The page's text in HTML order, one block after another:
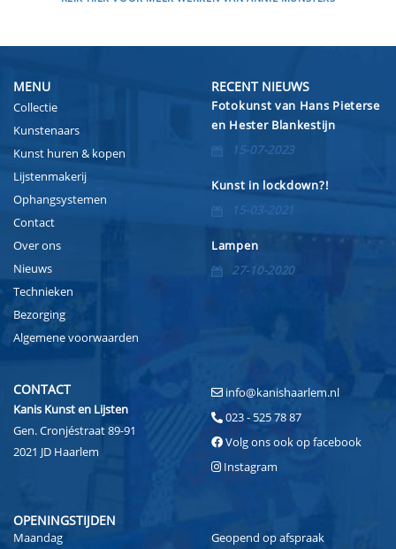
MENU
Collectie
Kunstenaars
Kunst huren & kopen
Lijstenmakerij
Ophangsystemen
Contact
Over ons
Nieuws
Technieken
Bezorging
Algemene voorwaarden
RECENT NIEUWS
Fotokunst van Hans Pieterse
en Hester Blankestijn
15-07-2023
Kunst in lockdown?!
15-03-2021
Lampen
27-10-2020
CONTACT
Kanis Kunst en Lijsten
Gen. Cronjéstraat 89-91
2021 JD Haarlem
info@kanishaarlem.nl
023 - 525 78 87
Volg ons ook op facebook
Instagram
OPENINGSTIJDEN
Maandag
Geopend op afspraak